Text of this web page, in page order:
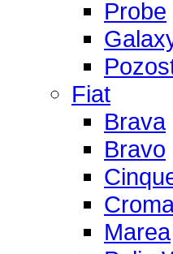
Probe
Fiat
Brava
Bravo
Marea